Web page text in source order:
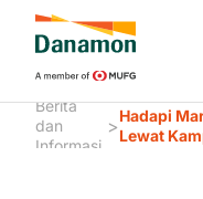
Berita
dan
Informasi
>Hadapi
Lewat